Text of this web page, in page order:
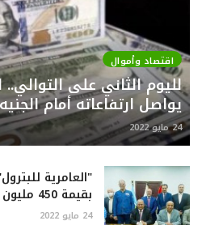
اقتصاد وأموال
لليوم الثاني على التوالي..
يواصل ارتفاعاته أمام
24 مايو 2022
"العامرية
بقيمة 450 مليون جنيه
24 مايو 2022